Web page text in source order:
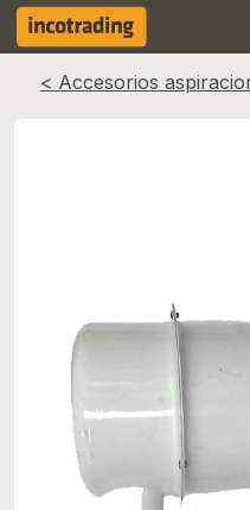
< Accesorios